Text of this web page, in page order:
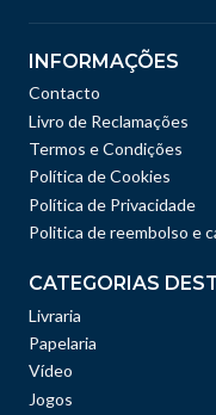
INFORMAÇÕES
Contacto
Livro de Reclamações
Termos e Condições
Política de Cookies
Política de Privacidade
Politica de reembolso e
CATEGORIAS
Livraria
Papelaria
Vídeo
Jogos